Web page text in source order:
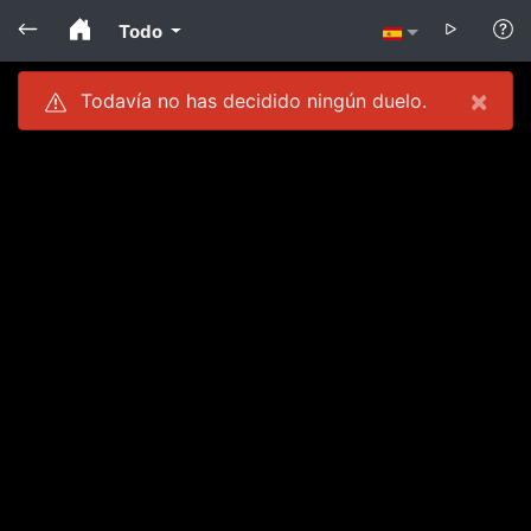
Todo
Todavía no has decidido ningún duelo. ×